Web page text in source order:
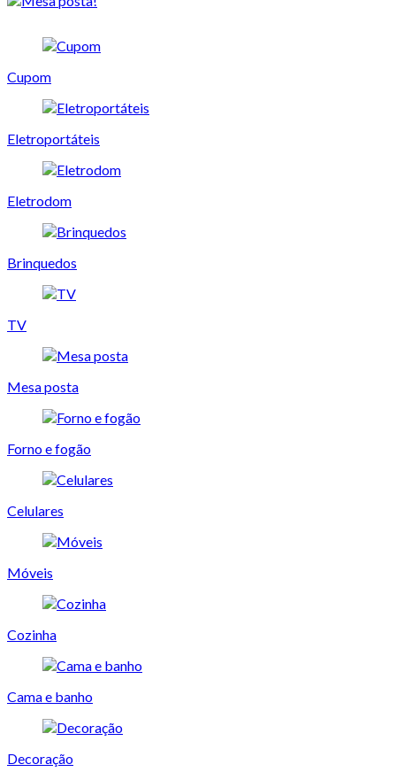
Cupom
Eletroportáteis
Eletrodom
Brinquedos
TV
Mesa posta
Forno e fogão
Celulares
Móveis
Cozinha
Cama e banho
Decoração